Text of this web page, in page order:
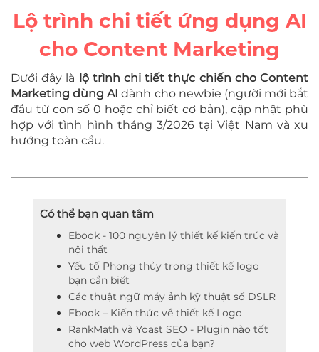
Lộ trình chi tiết ứng dụng AI
cho Content Marketing
Dưới đây là lộ trình chi tiết thực chiến cho Content
Marketing dùng AI dành cho newbie (người mới bắt
đầu từ con số 0 hoặc chỉ biết cơ bản), cập nhật phù
hợp với tình hình tháng 3/2026 tại Việt Nam và xu
hướng toàn cầu.
Có thể bạn quan tâm
Ebook - 100 nguyên lý thiết kế kiến trúc và
nội thất
Yếu tố Phong thủy trong thiết kế logo
bạn cần biết
Các thuật ngữ máy ảnh kỹ thuật số DSLR
Ebook – Kiến thức về thiết kế Logo
RankMath và Yoast SEO - Plugin nào tốt
cho web WordPress của bạn?